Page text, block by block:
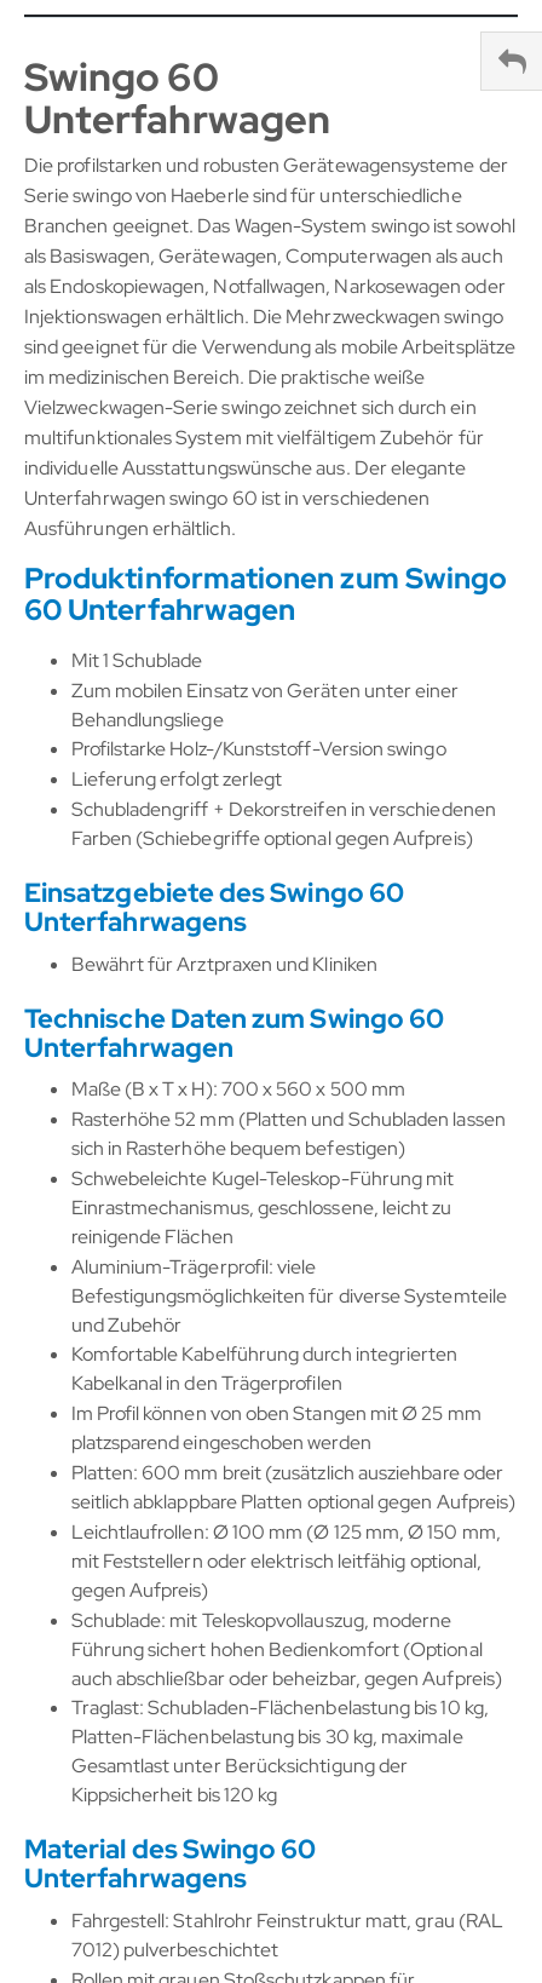
Swingo 60
Unterfahrwagen
Die profilstarken und robusten Gerätewagensysteme der
Serie swingo von Haeberle sind für unterschiedliche
Branchen geeignet. Das Wagen-System swingo ist sowohl
als Basiswagen, Gerätewagen, Computerwagen als auch
als Endoskopiewagen, Notfallwagen, Narkosewagen oder
Injektionswagen erhältlich. Die Mehrzweckwagen swingo
sind geeignet für die Verwendung als mobile Arbeitsplätze
im medizinischen Bereich. Die praktische weiße
Vielzweckwagen-Serie swingo zeichnet sich durch ein
multifunktionales System mit vielfältigem Zubehör für
individuelle Ausstattungswünsche aus. Der elegante
Unterfahrwagen swingo 60 ist in verschiedenen
Ausführungen erhältlich.
Produktinformationen zum Swingo
60 Unterfahrwagen
Mit 1 Schublade
Zum mobilen Einsatz von Geräten unter einer
Behandlungsliege
Profilstarke Holz-/Kunststoff-Version swingo
Lieferung erfolgt zerlegt
Schubladengriff + Dekorstreifen in verschiedenen
Farben (Schiebegriffe optional gegen Aufpreis)
Einsatzgebiete des Swingo 60
Unterfahrwagens
Bewährt für Arztpraxen und Kliniken
Technische Daten zum Swingo 60
Unterfahrwagen
Maße (B x T x H): 700 x 560 x 500 mm
Rasterhöhe 52 mm (Platten und Schubladen lassen
sich in Rasterhöhe bequem befestigen)
Schwebeleichte Kugel-Teleskop-Führung mit
Einrastmechanismus, geschlossene, leicht zu
reinigende Flächen
Aluminium-Trägerprofil: viele
Befestigungsmöglichkeiten für diverse Systemteile
und Zubehör
Komfortable Kabelführung durch integrierten
Kabelkanal in den Trägerprofilen
Im Profil können von oben Stangen mit Ø 25 mm
platzsparend eingeschoben werden
Platten: 600 mm breit (zusätzlich ausziehbare oder
seitlich abklappbare Platten optional gegen Aufpreis)
Leichtlaufrollen: Ø 100 mm (Ø 125 mm, Ø 150 mm,
mit Feststellern oder elektrisch leitfähig optional,
gegen Aufpreis)
Schublade: mit Teleskopvollauszug, moderne
Führung sichert hohen Bedienkomfort (Optional
auch abschließbar oder beheizbar, gegen Aufpreis)
Traglast: Schubladen-Flächenbelastung bis 10 kg,
Platten-Flächenbelastung bis 30 kg, maximale
Gesamtlast unter Berücksichtigung der
Kippsicherheit bis 120 kg
Material des Swingo 60
Unterfahrwagens
Fahrgestell: Stahlrohr Feinstruktur matt, grau (RAL
7012) pulverbeschichtet